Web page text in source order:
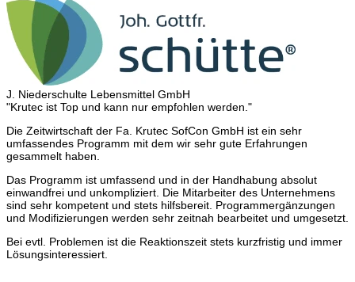
J. Niederschulte Lebensmittel GmbH
"Krutec ist Top und kann nur empfohlen werden."
Die Zeitwirtschaft der Fa. Krutec SofCon GmbH ist ein sehr
umfassendes Programm mit dem wir sehr gute Erfahrungen
gesammelt haben.
Das Programm ist umfassend und in der Handhabung absolut
einwandfrei und unkompliziert. Die Mitarbeiter des Unternehmens
sind sehr kompetent und stets hilfsbereit. Programmergänzungen
und Modifizierungen werden sehr zeitnah bearbeitet und umgesetzt.
Bei evtl. Problemen ist die Reaktionszeit stets kurzfristig und immer
Lösungsinteressiert.